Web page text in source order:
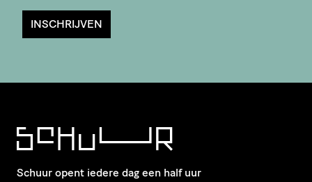
INSCHRIJVEN
Schuur opent iedere dag een half uur